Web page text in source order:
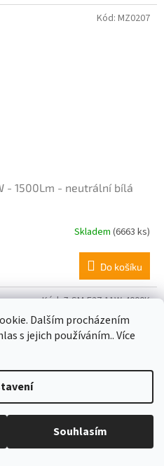
Dalším procházením
s jejich používáním.. Více
Souhlasím
- 1500Lm - neutrální bílá
Skladem (6663 ks)
Do košíku
Kód: MZ0207
Kód:Z-SM-E27-11W-4000K